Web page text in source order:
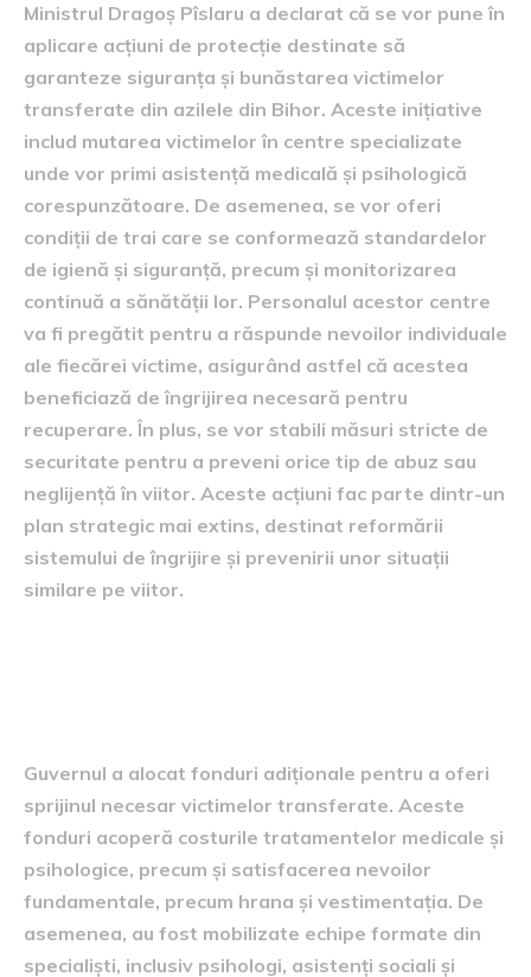
Ministrul Dragoș Pîslaru a declarat că se vor pune în
aplicare acțiuni de protecție destinate să
garanteze siguranța și bunăstarea victimelor
transferate din azilele din Bihor. Aceste inițiative
includ mutarea victimelor în centre specializate
unde vor primi asistență medicală și psihologică
corespunzătoare. De asemenea, se vor oferi
condiții de trai care se conformează standardelor
de igienă și siguranță, precum și monitorizarea
continuă a sănătății lor. Personalul acestor centre
va fi pregătit pentru a răspunde nevoilor individuale
ale fiecărei victime, asigurând astfel că acestea
beneficiază de îngrijirea necesară pentru
recuperare. În plus, se vor stabili măsuri stricte de
securitate pentru a preveni orice tip de abuz sau
neglijență în viitor. Aceste acțiuni fac parte dintr-un
plan strategic mai extins, destinat reformării
sistemului de îngrijire și prevenirii unor situații
similare pe viitor.
Guvernul a alocat fonduri adiționale pentru a oferi
sprijinul necesar victimelor transferate. Aceste
fonduri acoperă costurile tratamentelor medicale și
psihologice, precum și satisfacerea nevoilor
fundamentale, precum hrana și vestimentația. De
asemenea, au fost mobilizate echipe formate din
specialiști, inclusiv psihologi, asistenți sociali și